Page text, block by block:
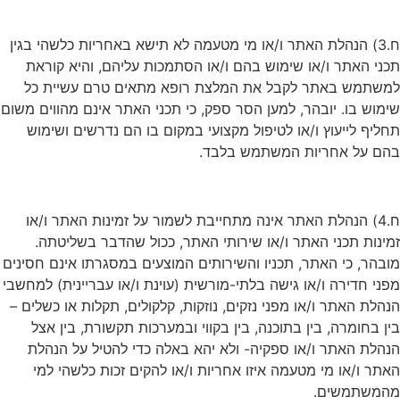
ח.3) הנהלת האתר ו/או מי מטעמה לא תישא באחריות כלשהי בגין
תכני האתר ו/או שימוש בהם ו/או הסתמכות עליהם, והיא קוראת
למשתמש באתר לקבל את המלצת רופא מתאים טרם עשיית כל
שימוש בו. יובהר, למען הסר ספק, כי תכני האתר אינם מהווים משום
תחליף לייעוץ ו/או לטיפול מקצועי במקום בו הם נדרשים ושימוש
בהם על אחריות המשתמש בלבד.
ח.4) הנהלת האתר אינה מתחייבת לשמור על זמינות האתר ו/או
זמינות תכני האתר ו/או שירותי האתר, ככול שהדבר בשליטתה.
מובהר, כי האתר, תכניו והשירותים המוצעים במסגרתו אינם חסינים
מפני חדירה ו/או גישה בלתי-מורשית (עוינת ו/או עבריינית) למחשבי
הנהלת האתר ו/או מפני נזקים, נוזקות, קלקולים, תקלות או כשלים –
בין בחומרה, בין בתוכנה, בין בקווי ובמערכות תקשורת, בין אצל
הנהלת האתר ו/או ספקיה- ולא יהא באלה כדי להטיל על הנהלת
האתר ו/או מי מטעמה איזו אחריות ו/או להקים זכות כלשהי למי
מהמשתמשים.